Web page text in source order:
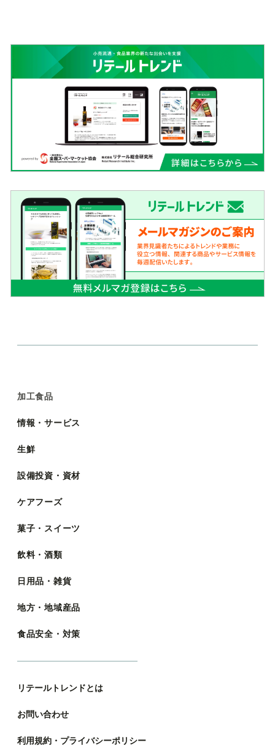
加工食品
情報・サービス
生鮮
設備投資・資材
ケアフーズ
菓子・スイーツ
飲料・酒類
日用品・雑貨
地方・地域産品
食品安全・対策
リテールトレンドとは
お問い合わせ
利用規約・プライバシーポリシー